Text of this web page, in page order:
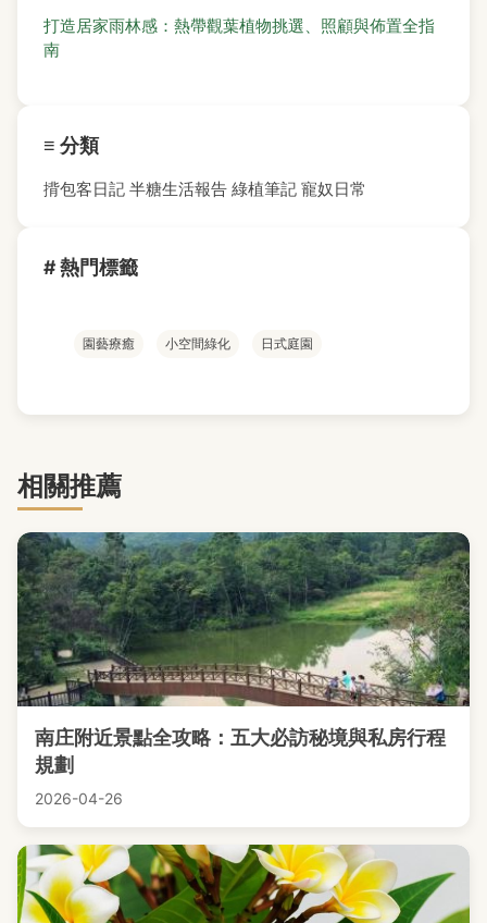
打造居家雨林感：熱帶觀葉植物挑選、照顧與佈置全指
南
≡ 分類
揹包客日記 半糖生活報告 綠植筆記 寵奴日常
# 熱門標籤
園藝療癒 小空間綠化 日式庭園
相關推薦
南庄附近景點全攻略：五大必訪秘境與私房行程
規劃
2026-04-26